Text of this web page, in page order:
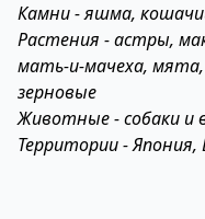
Камни - яшма,
Растения - астры,
мать-и-мачеха,
зерновые
Животные - собаки
Территории -